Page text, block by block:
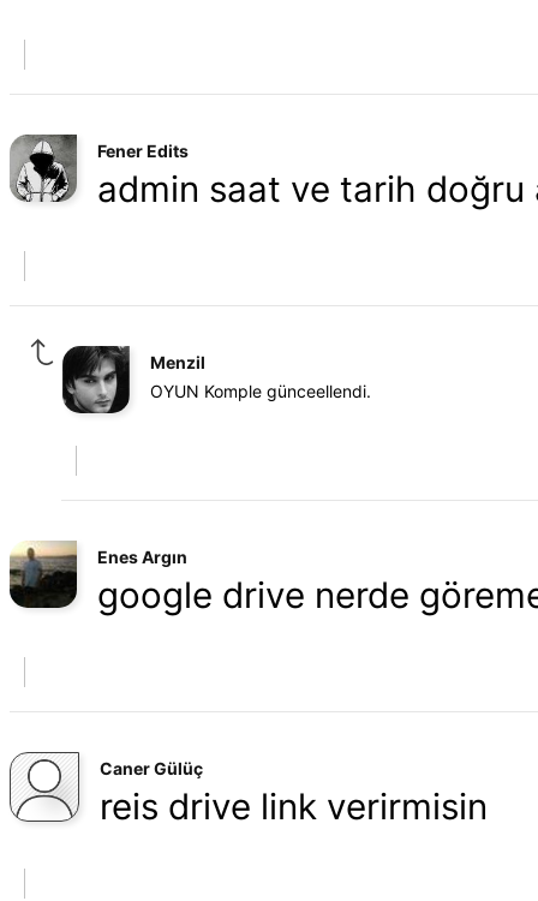
Fener Edits
admin saat ve tarih doğru
Menzil
OYUN Komple günceellendi.
Enes Argın
google drive nerde
Caner Gülüç
reis drive link verirmisin